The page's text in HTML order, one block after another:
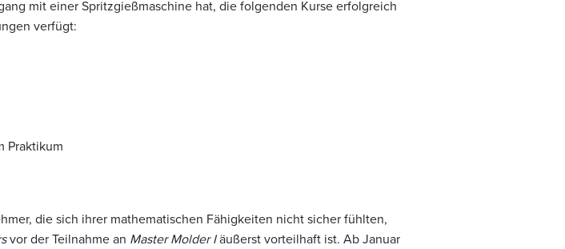
mit einer Spritzgießmaschine hat, die folgenden Kurse erfolgreich
verfügt:
Praktikum
die sich ihrer mathematischen Fähigkeiten nicht sicher fühlten,
vor der Teilnahme an Master Molder Iäußerst vorteilhaft ist. Ab Januar